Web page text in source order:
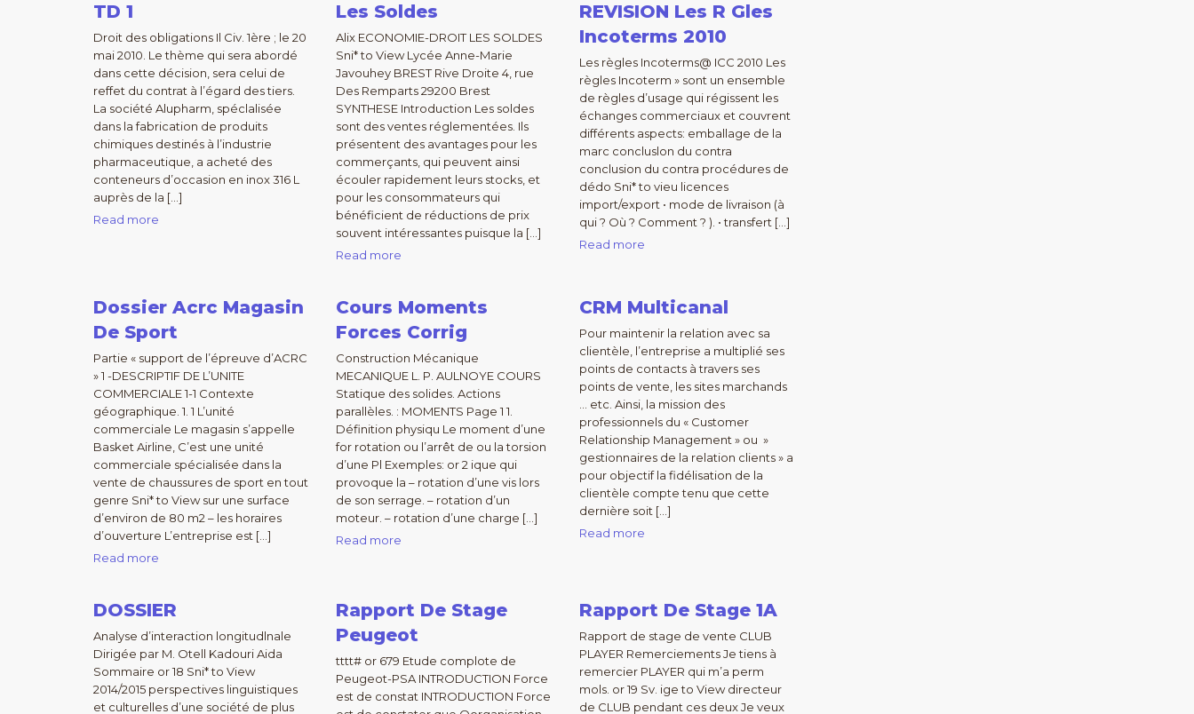
TD 1
Droit des obligations Il Civ. 1ère ; le 20
mai 2010. Le thème qui sera abordé
dans cette décision, sera celui de
reffet du contrat à l’égard des tiers.
La société Alupharm, spéclalisée
dans la fabrication de produits
chimiques destinés à l’industrie
pharmaceutique, a acheté des
conteneurs d’occasion en inox 316 L
auprès de la […]
Read more
Les Soldes
Alix ECONOMIE-DROIT LES SOLDES
Sni* to View Lycée Anne-Marie
Javouhey BREST Rive Droite 4, rue
Des Remparts 29200 Brest
SYNTHESE Introduction Les soldes
sont des ventes réglementées. Ils
présentent des avantages pour les
commerçants, qui peuvent ainsi
écouler rapidement leurs stocks, et
pour les consommateurs qui
bénéficient de réductions de prix
souvent intéressantes puisque la […]
Read more
REVISION Les R Gles
Incoterms 2010
Les règles Incoterms@ ICC 2010 Les
règles Incoterm » sont un ensemble
de règles d’usage qui régissent les
échanges commerciaux et couvrent
différents aspects: emballage de la
marc concluslon du contra
conclusion du contra procédures de
dédo Sni* to vieu licences
import/export • mode de livraison (à
qui ? Où ? Comment ? ). • transfert […]
Read more
Dossier Acrc Magasin
De Sport
Partie « support de l’épreuve d’ACRC
» 1 -DESCRIPTIF DE L’UNITE
COMMERCIALE 1-1 Contexte
géographique. 1. 1 L’unité
commerciale Le magasin s’appelle
Basket Airline, C’est une unité
commerciale spécialisée dans la
vente de chaussures de sport en tout
genre Sni* to View sur une surface
d’environ de 80 m2 – les horaires
d’ouverture L’entreprise est […]
Read more
Cours Moments
Forces Corrig
Construction Mécanique
MECANIQUE L. P. AULNOYE COURS
Statique des solides. Actions
parallèles. : MOMENTS Page 1 1.
Définition physiqu Le moment d’une
for rotation ou l’arrêt de ou la torsion
d’une Pl Exemples: or 2 ique qui
provoque la – rotation d’une vis lors
de son serrage. – rotation d’un
moteur. – rotation d’une charge […]
Read more
CRM Multicanal
Pour maintenir la relation avec sa
clientèle, l’entreprise a multiplié ses
points de contacts à travers ses
points de vente, les sites marchands
… etc. Ainsi, la mission des
professionnels du « Customer
Relationship Management » ou »
gestionnaires de la relation clients » a
pour objectif la fidélisation de la
clientèle compte tenu que cette
dernière soit […]
Read more
DOSSIER
Analyse d’interaction longitudlnale
Dirigée par M. Otell Kadouri Aida
Sommaire or 18 Sni* to View
2014/2015 perspectives linguistiques
et culturelles d’une société de plus
Rapport De Stage
Peugeot
tttt# or 679 Etude complote de
Peugeot-PSA INTRODUCTION Force
est de constat INTRODUCTION Force
Rapport De Stage 1A
Rapport de stage de vente CLUB
PLAYER Remerciements Je tiens à
remercier PLAYER qui m’a perm
mols. or 19 Sv. ige to View directeur
de CLUB pendant ces deux Je veux